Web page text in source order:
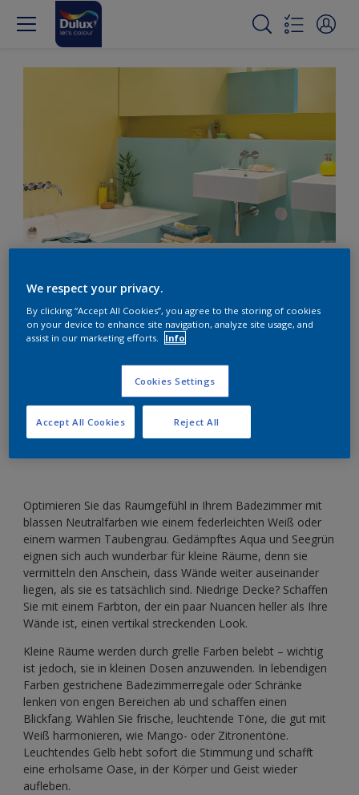
Kleines Badezimmer? Mit
Farbe erwecken Sie es
zum Leben.
Verwandeln Sie Ihr kleines Bad mit neutralen
Farben und Blautönen in ein Raumwunder.
Optimieren Sie das Raumgefühl in Ihrem Badezimmer mit
blassen Neutralfarben wie einem federleichten Weiß oder
einem warmen Taubengrau. Gedämpftes Aqua und Seegrün
eignen sich auch wunderbar für kleine Räume, denn sie
vermitteln den Anschein, dass Wände weiter auseinander
liegen, als sie es tatsächlich sind. Niedrige Decke? Schaffen
Sie mit einem Farbton, der ein paar Nuancen heller als Ihre
Wände ist, einen vertikal streckenden Look.
Kleine Räume werden durch grelle Farben belebt – wichtig
ist jedoch, sie in kleinen Dosen anzuwenden. In lebendigen
Farben gestrichene Badezimmerregale oder Schränke
lenken von engen Bereichen ab und schaffen einen
Blickfang. Wählen Sie frische, leuchtende Töne, die gut mit
Weiß harmonieren, wie Mango- oder Zitronentöne.
Leuchtendes Gelb hebt sofort die Stimmung und schafft
eine erholsame Oase, in der Körper und Geist wieder
aufleben.
We respect your privacy.
By clicking “Accept All Cookies”, you agree to the storing of cookies
on your device to enhance site navigation, analyze site usage, and
assist in our marketing efforts.
Info
Cookies Settings
Reject All
Accept All Cookies